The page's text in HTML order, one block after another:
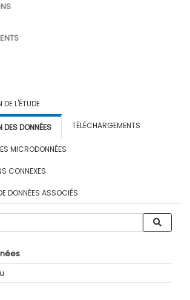
DE L'ÉTUDE
DES DONNÉES TÉLÉCHARGEMENTS
MICRODONNÉES
CONNEXES
DONNÉES ASSOCIÉS